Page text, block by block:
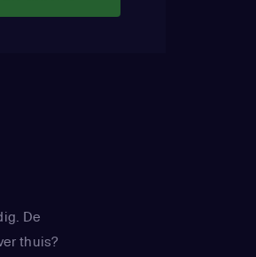
De
thuis?